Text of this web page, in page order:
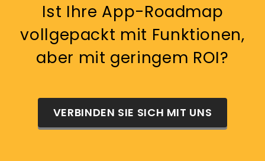
Ist Ihre App-Roadmap
vollgepackt mit Funktionen,
aber mit geringem ROI?
VERBINDEN SIE SICH MIT UNS